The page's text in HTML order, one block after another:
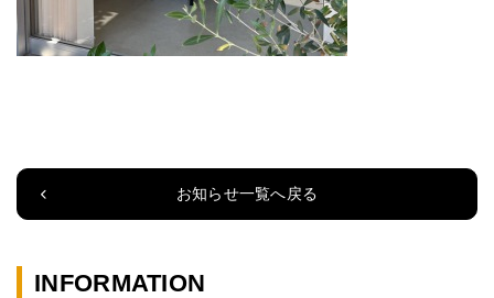
お知らせ一覧へ戻る
INFORMATION